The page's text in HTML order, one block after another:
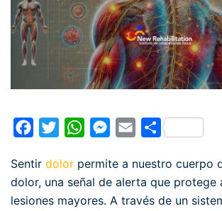
FacebookTwitterWhatsAppMessenger
EmailCompartir
Sentir dolor permite a nuestro cuerpo
dolor, una señal de alerta que protege
lesiones mayores. A través de un